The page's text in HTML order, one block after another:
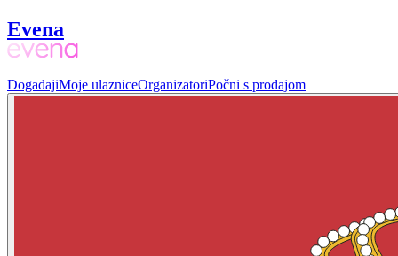
Evena
DogađajiMoje ulazniceOrganizatoriPočni s prodajom